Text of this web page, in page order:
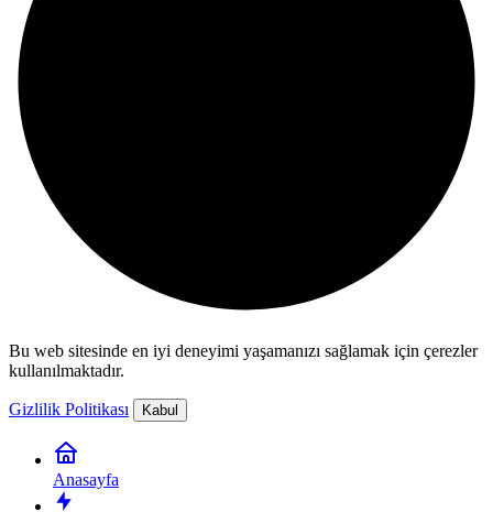
Bu web sitesinde en iyi deneyimi yaşamanızı sağlamak için çerezler
kullanılmaktadır.
Gizlilik Politikası Kabul
Anasayfa